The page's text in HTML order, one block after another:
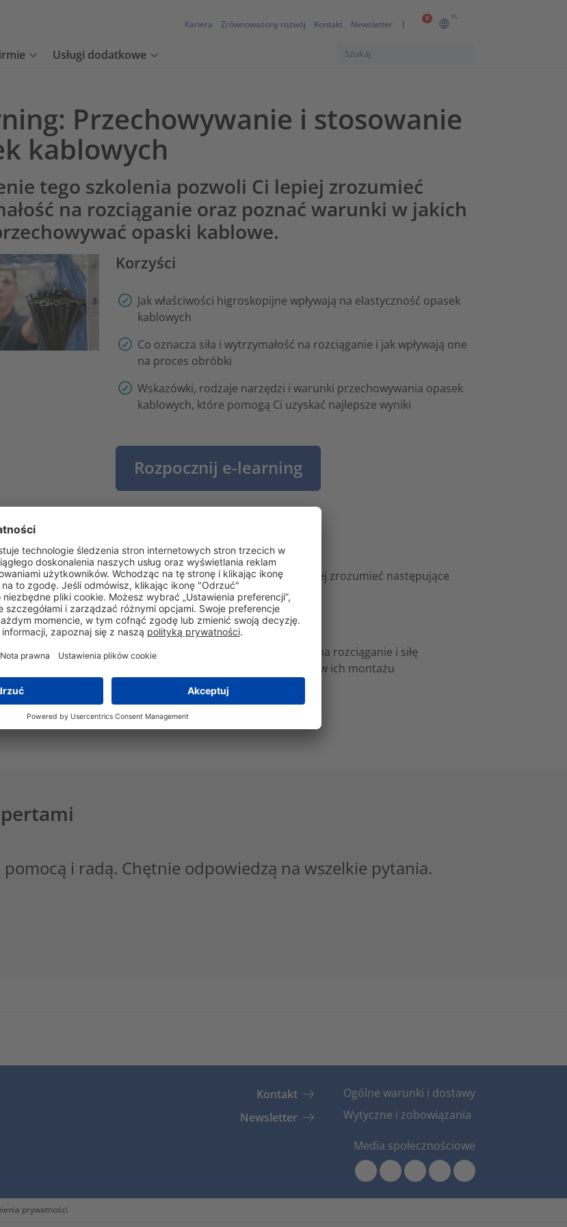
0 PL
Kariera Zrównoważony rozwój Kontakt Newsletter
Usługi dodatkowe
Przechowywanie i stosowanie
kablowych
tego szkolenia pozwoli Ci lepiej zrozumieć
na rozciąganie oraz poznać warunki w jakich
opaski kablowe.
Korzyści
Jak właściwości higroskopijne wpływają na elastyczność opasek
kablowych
Co oznacza siła i wytrzymałość na rozciąganie i jak wpływają one
na proces obróbki
Wskazówki, rodzaje narzędzi i warunki przechowywania opasek
kablowych, które pomogą Ci uzyskać najlepsze wyniki
Rozpocznij e-learning
wziąć udział w tym szkoleniu?
i stosowania opasek kablowych pozwala lepiej zrozumieć następujące
i jej wpływ na elastyczność
na rozciąganie i sposób jej obliczania
i wiązać opaski kablowe, biorąc pod uwagę wytrzymałość na rozciąganie i siłę
do zaciągania i obcinania opasek kablowych mogą pomóc w ich montażu
przechowywanie opasek kablowych
pomocą i radą. Chętnie odpowiedzą na wszelkie pytania.
Kontakt
Newsletter
Ogólne warunki i dostawy
Wytyczne i zobowiązania
Media społecznościowe
prywatności